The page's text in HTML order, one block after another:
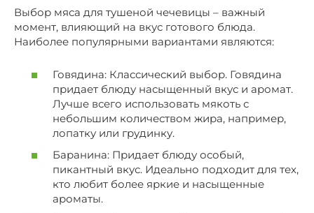
Выбор мяса для тушеной чечевицы – важный
момент, влияющий на вкус готового блюда.
Наиболее популярными вариантами являются:
Говядина: Классический выбор. Говядина
придает блюду насыщенный вкус и аромат.
Лучше всего использовать мякоть с
небольшим количеством жира, например,
лопатку или грудинку.
Баранина: Придает блюду особый,
пикантный вкус. Идеально подходит для тех,
кто любит более яркие и насыщенные
ароматы.